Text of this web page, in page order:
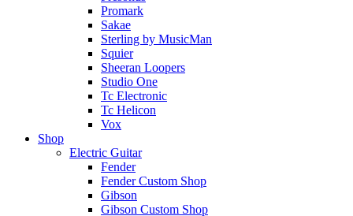
Promark
Sakae
Sterling by MusicMan
Squier
Sheeran Loopers
Studio One
Tc Electronic
Tc Helicon
Vox
Shop
Electric Guitar
Fender
Fender Custom Shop
Gibson
Gibson Custom Shop